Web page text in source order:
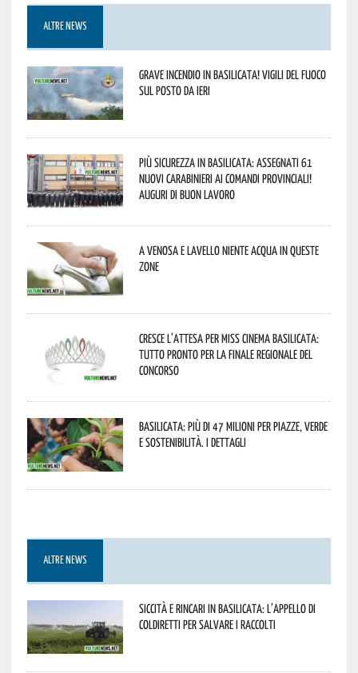
ALTRE NEWS
Grave incendio in Basilicata! Vigili del fuoco
sul posto da ieri
Più sicurezza in Basilicata: assegnati 61
nuovi Carabinieri ai Comandi provinciali!
Auguri di buon lavoro
A Venosa e Lavello niente acqua in queste
zone
Cresce l’attesa per Miss Cinema Basilicata:
tutto pronto per la finale regionale del
concorso
Basilicata: più di 47 milioni per piazze, verde
e sostenibilità. I dettagli
ALTRE NEWS
Siccità e rincari in Basilicata: l’appello di
Coldiretti per salvare i raccolti